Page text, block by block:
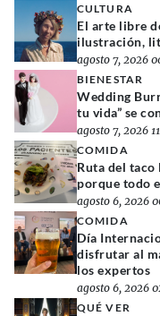
CULTURA
El arte libre
ilustración,
agosto 7, 2026
BIENESTAR
Wedding
tu vida” se
agosto 7, 2026
COMIDA
Ruta del taco
porque todo
agosto 6, 2026
COMIDA
Día
disfrutar al
los expertos
agosto 6, 2026
QUÉ VER